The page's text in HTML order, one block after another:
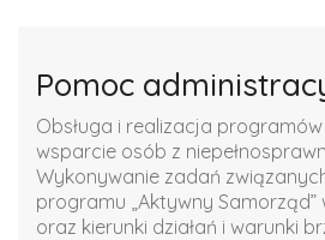
Pomoc
Obsługa i realizacja
wsparcie osób z
Wykonywanie zadań
programu „Aktywny
oraz kierunki działań i warunki